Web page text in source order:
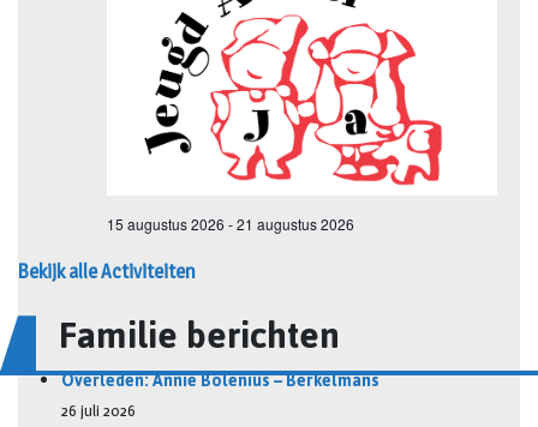
Bekijk alle Activiteiten
Familie berichten
Overleden: Annie Bolenius – Berkelmans
26 juli 2026